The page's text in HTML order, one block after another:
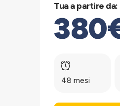
Tua a partire da:
48 mesi